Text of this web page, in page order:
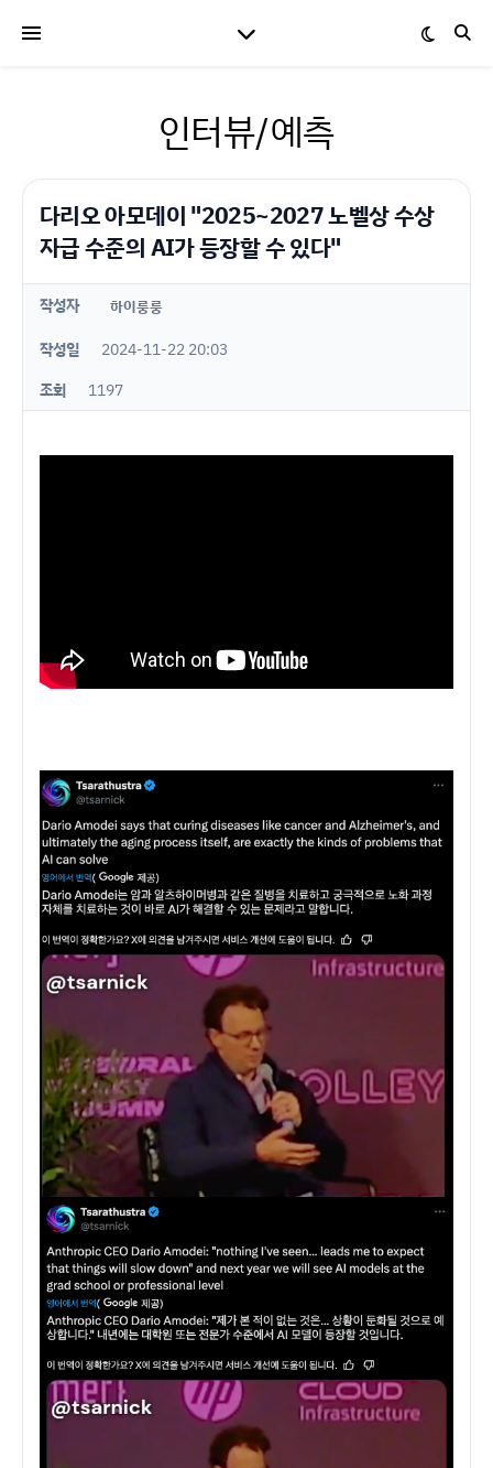
인터뷰/예측
다리오 아모데이 "2025~2027 노벨상 수상
자급 수준의 AI가 등장할 수 있다"
작성자 하이룽룽
작성일
2024-11-22 20:03
조회
1197